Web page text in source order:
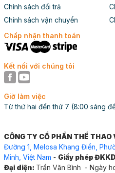
Chính sách đổi trả
Chính sách vận chuyển
Chấp nhận thanh toán
Kết nối với chúng tôi
Giờ làm việc
Từ thứ hai đến thứ 7 (8:00 sáng
CÔNG TY CỔ PHẦN THỂ THAO
Đường 1, Melosa Khang Điền,
Minh, Việt Nam - Giấy phép
Đại diện: Trần Văn Bình - Ngày